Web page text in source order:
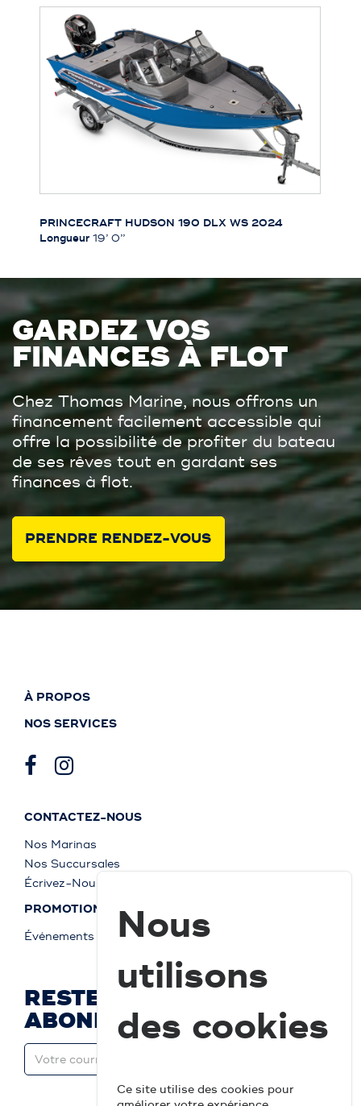
PRINCECRAFT HUDSON 190 DLX WS 2024
Longueur 19’ 0’’
GARDEZ VOS
FINANCES À FLOT
Chez Thomas Marine, nous offrons un
financement facilement accessible qui
offre la possibilité de profiter du bateau
de ses rêves tout en gardant ses
finances à flot.
PRENDRE RENDEZ-VOUS
À PROPOS
NOS SERVICES
CONTACTEZ-NOUS
Nos Marinas
Nos Succursales
Écrivez-Nous
PROMOTIONS
Événements
RESTEZ À JOUR ET
ABONNEZ-VOUS
Nous
utilisons
des cookies
Ce site utilise des cookies pour